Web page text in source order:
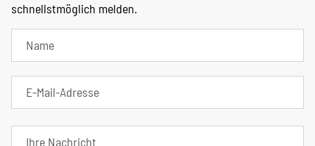
schnellstmöglich melden.